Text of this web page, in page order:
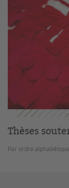
Thèses
Par ordre